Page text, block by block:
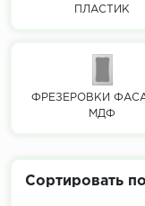
ПЛАСТИК
ФРЕЗЕРОВКИ
МДФ
Сортировать